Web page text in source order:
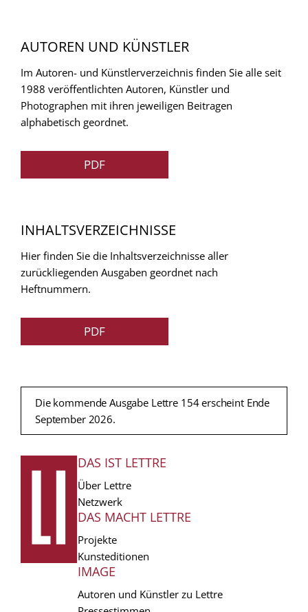
AUTOREN UND KÜNSTLER
Im Autoren- und Künstlerverzeichnis finden Sie alle seit
1988 veröffentlichten Autoren, Künstler und
Photographen mit ihren jeweiligen Beitragen
alphabetisch geordnet.
PDF
INHALTSVERZEICHNISSE
Hier finden Sie die Inhaltsverzeichnisse aller
zurückliegenden Ausgaben geordnet nach
Heftnummern.
PDF
Die kommende Ausgabe Lettre 154 erscheint Ende
September 2026.
FUSSZEILE
DAS IST LETTRE
Über Lettre
Netzwerk
DAS MACHT LETTRE
Projekte
Kunsteditionen
IMAGE
Autoren und Künstler zu Lettre